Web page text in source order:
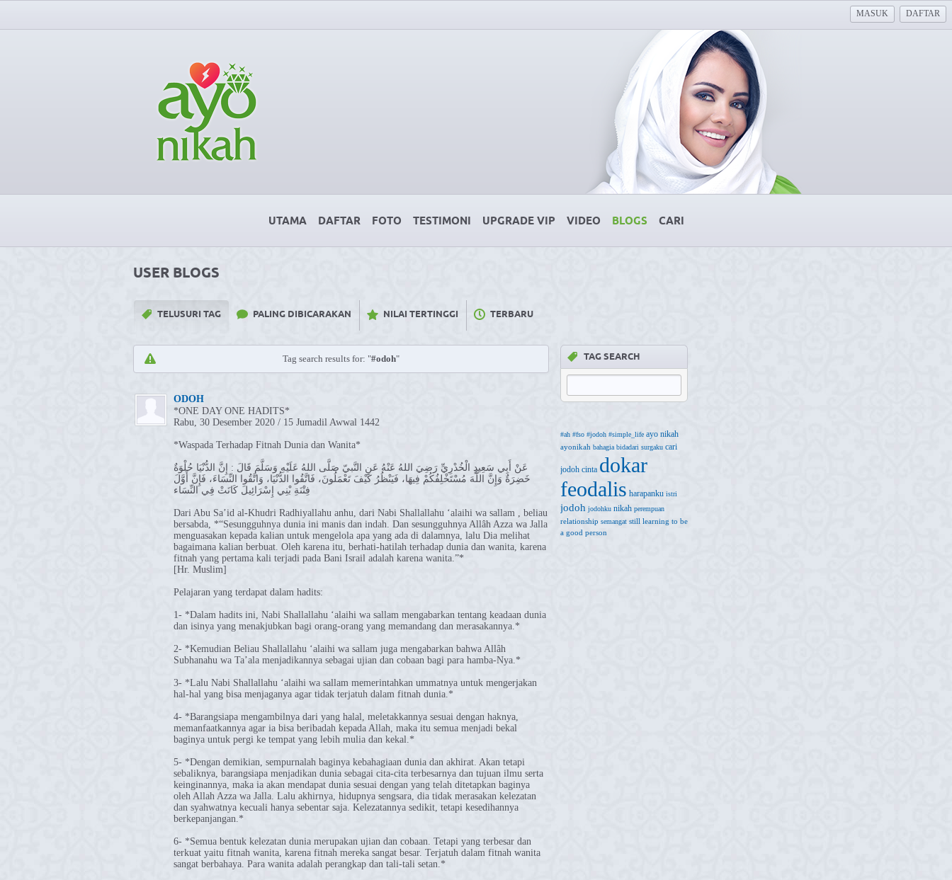
MASUK DAFTAR
UTAMA DAFTAR FOTO TESTIMONI UPGRADE VIP VIDEO BLOGS CARI
USER BLOGS
TELUSURI TAG PALING DIBICARAKAN NILAI TERTINGGI TERBARU
Tag search results for: "#odoh"
ODOH
*ONE DAY ONE HADITS*
Rabu, 30 Desember 2020 / 15 Jumadil Awwal 1442
*Waspada Terhadap Fitnah Dunia dan Wanita*
عَنْ أَبِي سَعِيدٍ الْخُدْرِيِّ رَضِيَ اللهُ عَنْهُ عَنِ النَّبيّ صَلَّى اللهُ عَلَيْهِ وَسَلَّمَ قَالَ : إِنَّ الدُّنْيَا حُلْوَةٌ
خَضِرَةٌ وَإِنَّ اللَّهَ مُسْتَخْلِفُكُمْ فِيهَا، فَيَنْظُرُ كَيْفَ تَعْمَلُونَ، فَاتَّقُوا الدُّنْيَا، وَاتَّقُوا النِّسَاءَ، فَإِنَّ أَوَّلَ
فِتْنَةِ بْنِي إِسْرَائِيلَ كَانَتْ فِي النِّسَاء
Dari Abu Sa’id al-Khudri Radhiyallahu anhu, dari Nabi Shallallahu ‘alaihi wa sallam , beliau
bersabda, *“Sesungguhnya dunia ini manis dan indah. Dan sesungguhnya Allâh Azza wa Jalla
menguasakan kepada kalian untuk mengelola apa yang ada di dalamnya, lalu Dia melihat
bagaimana kalian berbuat. Oleh karena itu, berhati-hatilah terhadap dunia dan wanita, karena
fitnah yang pertama kali terjadi pada Bani Israil adalah karena wanita.”*
[Hr. Muslim]
Pelajaran yang terdapat dalam hadits:
1- *Dalam hadits ini, Nabi Shallallahu ‘alaihi wa sallam mengabarkan tentang keadaan dunia
dan isinya yang menakjubkan bagi orang-orang yang memandang dan merasakannya.*
2- *Kemudian Beliau Shallallahu ‘alaihi wa sallam juga mengabarkan bahwa Allâh
Subhanahu wa Ta’ala menjadikannya sebagai ujian dan cobaan bagi para hamba-Nya.*
3- *Lalu Nabi Shallallahu ‘alaihi wa sallam memerintahkan ummatnya untuk mengerjakan
hal-hal yang bisa menjaganya agar tidak terjatuh dalam fitnah dunia.*
4- *Barangsiapa mengambilnya dari yang halal, meletakkannya sesuai dengan haknya,
memanfaatkannya agar ia bisa beribadah kepada Allah, maka itu semua menjadi bekal
baginya untuk pergi ke tempat yang lebih mulia dan kekal.*
5- *Dengan demikian, sempurnalah baginya kebahagiaan dunia dan akhirat. Akan tetapi
sebaliknya, barangsiapa menjadikan dunia sebagai cita-cita terbesarnya dan tujuan ilmu serta
keinginannya, maka ia akan mendapat dunia sesuai dengan yang telah ditetapkan baginya
oleh Allah Azza wa Jalla. Lalu akhirnya, hidupnya sengsara, dia tidak merasakan kelezatan
dan syahwatnya kecuali hanya sebentar saja. Kelezatannya sedikit, tetapi kesedihannya
berkepanjangan.*
6- *Semua bentuk kelezatan dunia merupakan ujian dan cobaan. Tetapi yang terbesar dan
terkuat yaitu fitnah wanita, karena fitnah mereka sangat besar. Terjatuh dalam fitnah wanita
sangat berbahaya. Para wanita adalah perangkap dan tali-tali setan.*
TAG SEARCH
#ah #fso #jodoh #simple_life ayo nikah
ayonikah bahagia bidadari surgaku cari
jodoh cinta dokar
feodalis harapanku istri
jodoh jodohku nikah perempuan
relationship semangat still learning to be
a good person